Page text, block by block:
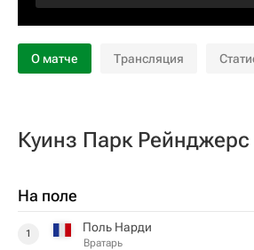
О матче Трансляция
Куинз Парк Рейнджерс
На поле
1 Поль Нарди
Вратарь